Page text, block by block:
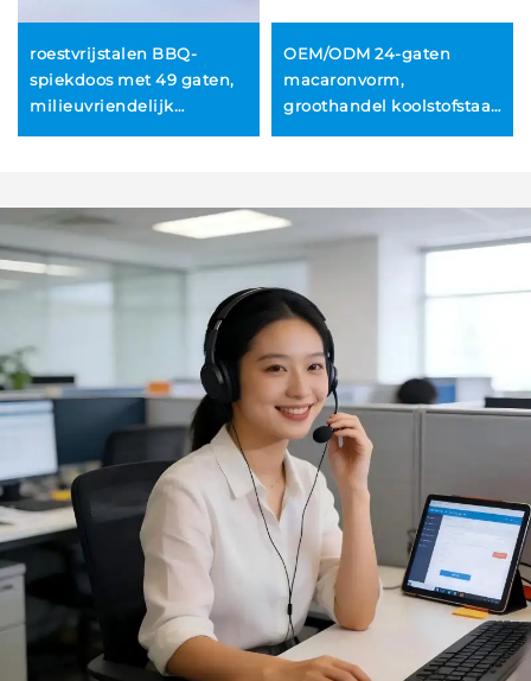
roestvrijstalen BBQ-
spiekdoos met 49 gaten,
milieuvriendelijk
keukengerei voor snelle
OEM/ODM 24-gaten
macaronvorm,
groothandel koolstofstaal
anti-aanbaktaartvorm
vormen